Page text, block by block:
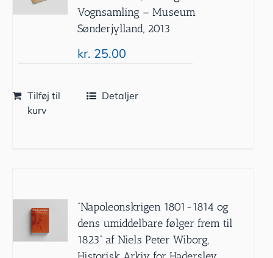
Vognsamling – Museum
Sønderjylland, 2013
kr. 25.00
Tilføj til
kurv
Detaljer
”Napoleonskrigen 1801-1814 og
dens umiddelbare følger frem til
1823” af Niels Peter Wiborg,